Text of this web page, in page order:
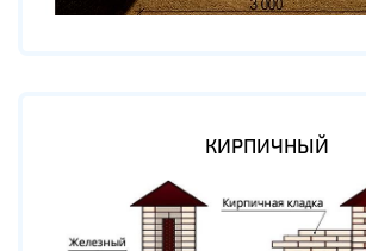
КИРПИЧНЫЙ